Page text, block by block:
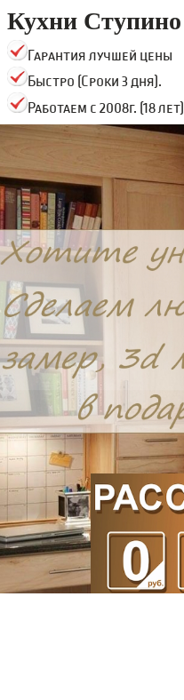
Кухни Ступино
Гарантия лучшей цены
Быстро (Сроки 3 дня).
Работаем с 2008г. (18 лет)